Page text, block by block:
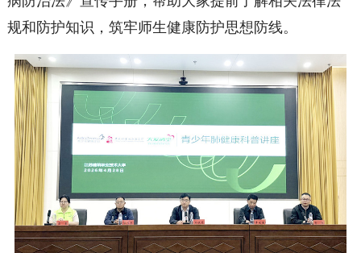
规和防护知识，筑牢师生健康防护思想防线。